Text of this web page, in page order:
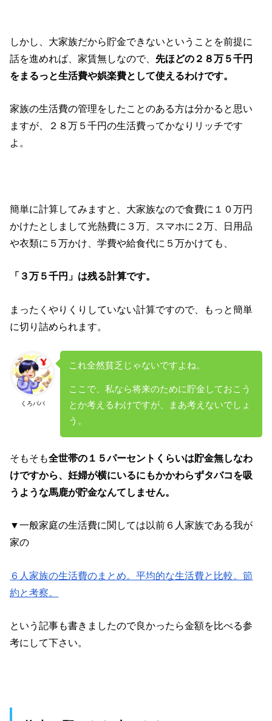
しかし、大家族だから貯金できないということを前提に
話を進めれば、家賃無しなので、先ほどの２８万５千円
をまるっと生活費や娯楽費として使えるわけです。
家族の生活費の管理をしたことのある方は分かると思い
ますが、２８万５千円の生活費ってかなりリッチです
よ。
簡単に計算してみますと、大家族なので食費に１０万円
かけたとしまして光熱費に３万、スマホに２万、日用品
や衣類に５万かけ、学費や給食代に５万かけても、
「３万５千円」は残る計算です。
まったくやりくりしていない計算ですので、もっと簡単
に切り詰められます。
くろパパ
これ全然貧乏じゃないですよね。
ここで、私なら将来のために貯金しておこう
とか考えるわけですが、まあ考えないでしょ
う。
そもそも全世帯の１５パーセントくらいは貯金無しなわ
けですから、妊婦が横にいるにもかかわらずタバコを吸
うような馬鹿が貯金なんてしません。
▼一般家庭の生活費に関しては以前６人家族である我が
家の
６人家族の生活費のまとめ。平均的な生活費と比較。節
約と考察。
という記事も書きましたので良かったら金額を比べる参
考にして下さい。